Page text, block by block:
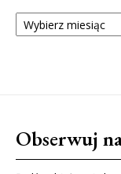
ARCHIWUM
NUMERÓW
Obserwuj